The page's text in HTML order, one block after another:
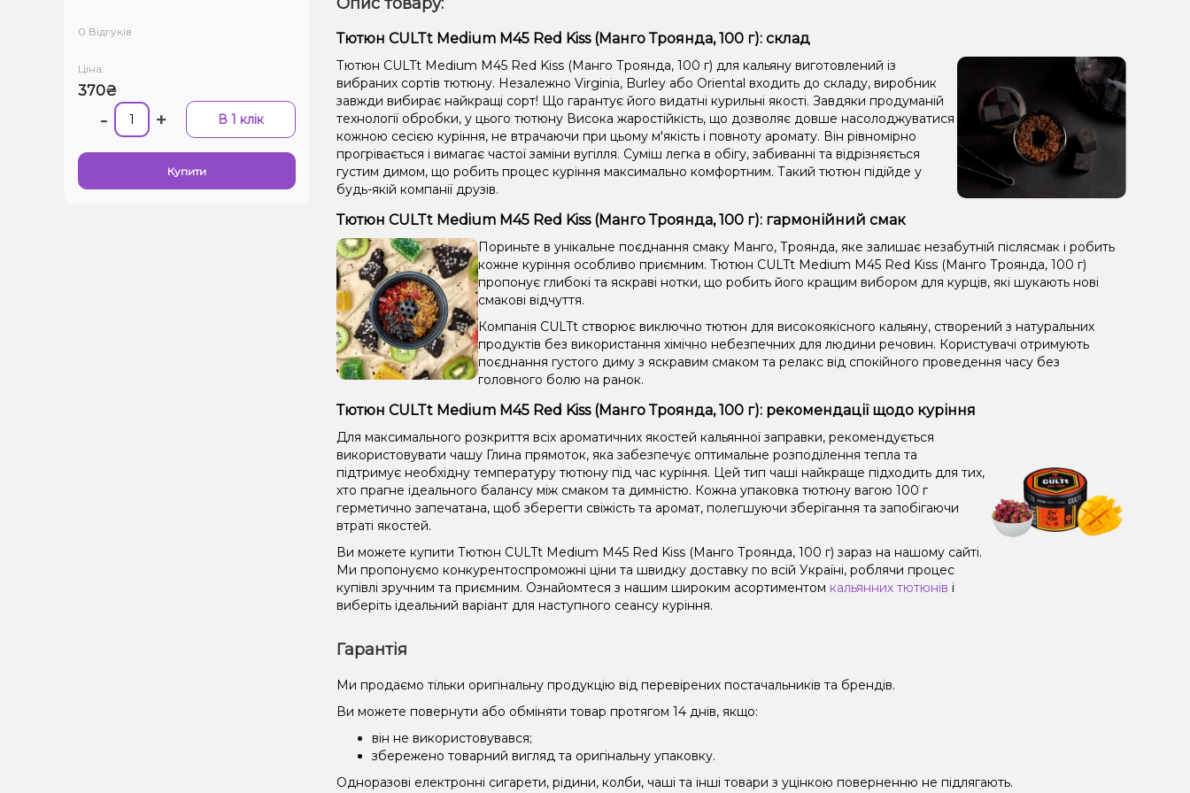
0 Відгуків
Ціна:
370₴
- + В 1 клік
Купити
Тютюн CULTt Medium M45 Red Kiss (Манго Троянда, 100 г): склад
Тютюн CULTt Medium M45 Red Kiss (Манго Троянда, 100 г) для кальяну виготовлений із
вибраних сортів тютюну. Незалежно Virginia, Burley або Oriental входить до складу, виробник
завжди вибирає найкращі сорт! Що гарантує його видатні курильні якості. Завдяки продуманій
технології обробки, у цього тютюну Висока жаростійкість, що дозволяє довше насолоджуватися
кожною сесією куріння, не втрачаючи при цьому м'якість і повноту аромату. Він рівномірно
прогрівається і вимагає частої заміни вугілля. Суміш легка в обігу, забиванні та відрізняється
густим димом, що робить процес куріння максимально комфортним. Такий тютюн підійде у
будь-якій компанії друзів.
Тютюн CULTt Medium M45 Red Kiss (Манго Троянда, 100 г): гармонійний смак
Пориньте в унікальне поєднання смаку Манго, Троянда, яке залишає незабутній післясмак і робить
кожне куріння особливо приємним. Тютюн CULTt Medium M45 Red Kiss (Манго Троянда, 100 г)
пропонує глибокі та яскраві нотки, що робить його кращим вибором для курців, які шукають нові
смакові відчуття.
Компанія CULTt створює виключно тютюн для високоякісного кальяну, створений з натуральних
продуктів без використання хімічно небезпечних для людини речовин. Користувачі отримують
поєднання густого диму з яскравим смаком та релакс від спокійного проведення часу без
головного болю на ранок.
Тютюн CULTt Medium M45 Red Kiss (Манго Троянда, 100 г): рекомендації щодо куріння
Для максимального розкриття всіх ароматичних якостей кальянної заправки, рекомендується
використовувати чашу Глина прямоток, яка забезпечує оптимальне розподілення тепла та
підтримує необхідну температуру тютюну під час куріння. Цей тип чаші найкраще підходить для тих,
хто прагне ідеального балансу між смаком та димністю. Кожна упаковка тютюну вагою 100 г
герметично запечатана, щоб зберегти свіжість та аромат, полегшуючи зберігання та запобігаючи
втраті якостей.
Ви можете купити Тютюн CULTt Medium M45 Red Kiss (Манго Троянда, 100 г) зараз на нашому сайті.
Ми пропонуємо конкурентоспроможні ціни та швидку доставку по всій Україні, роблячи процес
купівлі зручним та приємним. Ознайомтеся з нашим широким асортиментом кальянних тютюнів і
виберіть ідеальний варіант для наступного сеансу куріння.
Гарантія
Ми продаємо тільки оригінальну продукцію від перевірених постачальників та брендів.
Ви можете повернути або обміняти товар протягом 14 днів, якщо:
він не використовувався;
збережено товарний вигляд та оригінальну упаковку.
Одноразові електронні сигарети, рідини, колби, чаші та інші товари з уцінкою поверненню не підлягають.